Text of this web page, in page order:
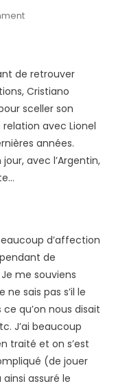
On
De
Cristiano
Ronaldo
Sur
Lionel
Messi
de retrouver
Cristiano
sceller son
avec Lionel
années.
avec l’Argentin,
d’affection
de
me souviens
ne sais pas s’il le
qu’on nous disait
J’ai beaucoup
traité et on s’est
(de jouer
assuré le